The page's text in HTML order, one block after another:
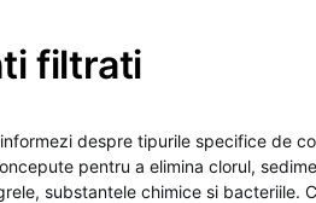
filtrati
despre tipurile specifice de
pentru a elimina clorul,
substantele chimice si bacteriile.